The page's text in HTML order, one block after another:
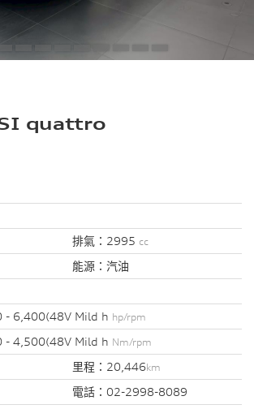
quattro
排氣： 2995 cc
能源： 汽油
- 6,400(48V Mild h hp/rpm
- 4,500(48V Mild h Nm/rpm
里程： 20,446km
電話： 02-2998-8089